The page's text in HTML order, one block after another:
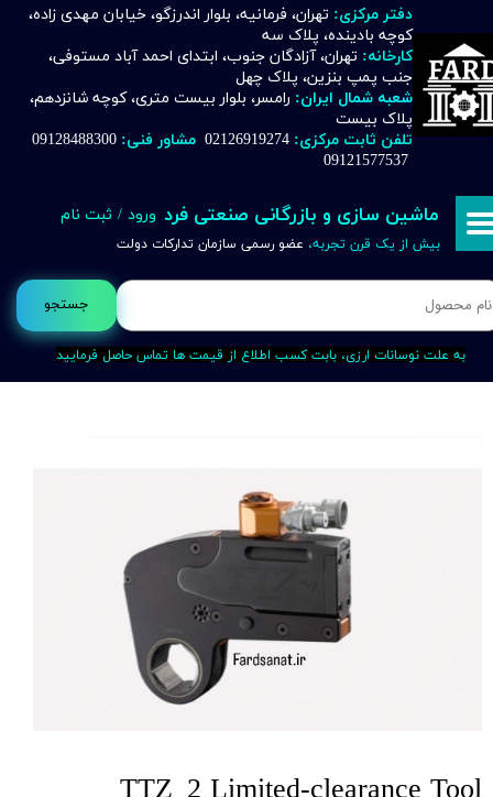
جستجو
دفتر مرکزی: تهران، فرمانیه، بلوار اندرزگو، خیابان مهدی زاده،
کوچه بادینده، پلاک سه
کارخانه: تهران، آزادگان جنوب، ابتدای احمد آباد مستوفی،
جنب پمپ بنزین، پلاک چهل
شعبه شمال ایران: رامسر، بلوار بیست متری، کوچه شانزدهم،
پلاک بیست
تلفن ثابت مرکزی: 02126919274 مشاور فنی:
09121577537
ماشین سازی و بازرگانی صنعتی فرد
بیش از یک قرن تجربه، عضو رسمی سازمان تدارکات دولت
ورود / ثبت نام
حساب کاربری من
تغییر گذر واژه
خروج از حساب کاربری
به علت نوسانات ارزی، بابت کسب اطلاع از قیمت ها تماس حاصل فرمایید